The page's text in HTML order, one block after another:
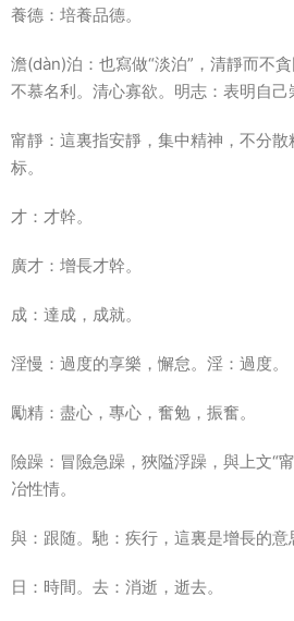
養德：培養品德。
澹(dàn)泊：也寫做“淡泊”，清靜而不
不慕名利。清心寡欲。明志：表明自己
甯靜：這裏指安靜，集中精神，不分
标。
才：才幹。
廣才：增長才幹。
成：達成，成就。
淫慢：過度的享樂，懈怠。淫：過度。
勵精：盡心，專心，奮勉，振奮。
險躁：冒險急躁，狹隘浮躁，與上文“
冶性情。
與：跟随。馳：疾行，這裏是增長的意
日：時間。去：消逝，逝去。